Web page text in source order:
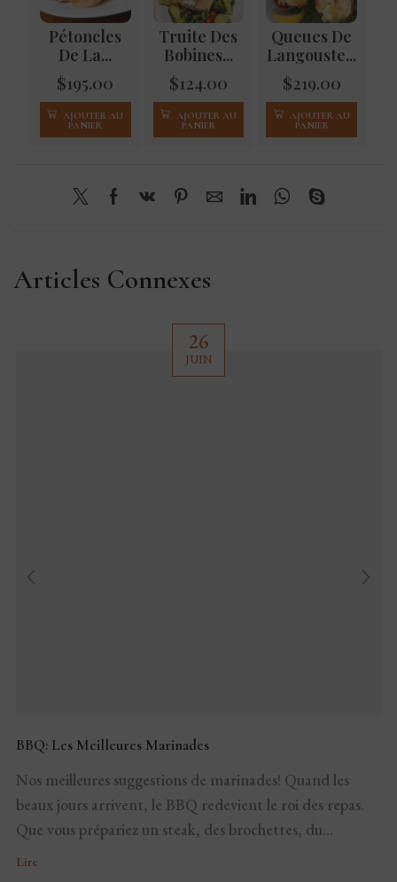
Pétoncles
De La...
$195.00
AJOUTER AU
PANIER
Truite Des
Bobines...
$124.00
AJOUTER AU
PANIER
Queues De
Langouste...
$219.00
AJOUTER AU
PANIER
Articles Connexes
26
JUIN
BBQ: Les Meilleures Marinades
Nos meilleures suggestions de marinades! Quand les
beaux jours arrivent, le BBQ redevient le roi des repas.
Que vous prépariez un steak, des brochettes, du...
Lire